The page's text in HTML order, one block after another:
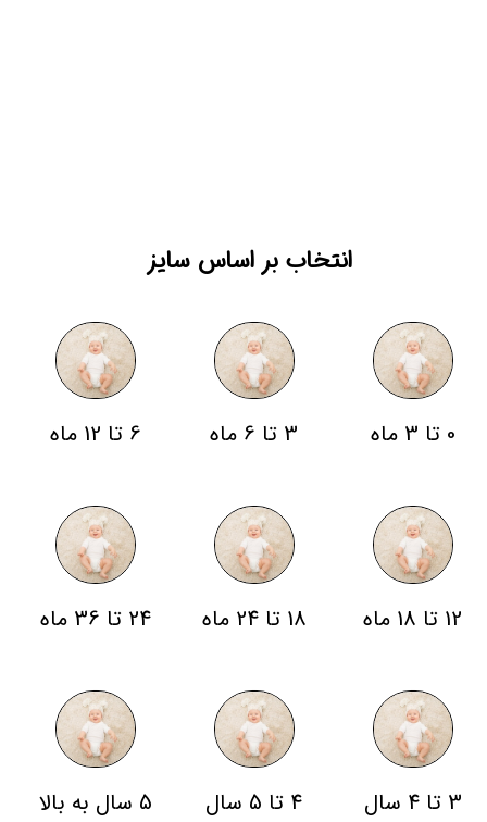
0 تا 3 ماه 3 تا 6 ماه 6 تا 12 ماه
12 تا 18 ماه 18 تا 24 ماه 24 تا 36 ماه
3 تا 4 سال 4 تا 5 سال 5 سال به بالا
انتخاب بر اساس سایز